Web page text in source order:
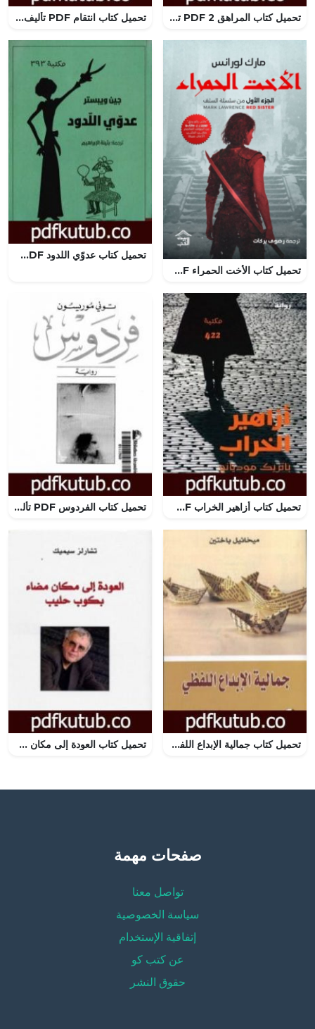
تحميل كتاب المراهق 2 PDF تأليف فيودور دوستويفسكي مجانا [كامل] تحميل كتاب انتقام PDF تأليف جو نيسبو مجانا [كامل]
تحميل كتاب الأخت الحمراء PDF مارك لورانس مجانا برابط مباشر
تحميل كتاب عدوّي اللدود PDF تأليف جين ويبستر مجانا [كامل]
تحميل كتاب أزاهير الخراب PDF تأليف باتريك موديانو مجانا [كامل] تحميل كتاب الفردوس PDF تأليف توني موريسون مجانا [كامل]
تحميل كتاب جمالية الإبداع اللفظي PDF تأليف ميخائيل باختين مجانا [كامل] تحميل كتاب العودة إلى مكان مضاء بكوب حليب PDF تأليف تشارلز سيميك مجانا [كامل]
صفحات مهمة
تواصل معنا
سياسة الخصوصية
إتفاقية الإستخدام
عن كتب كو
حقوق النشر